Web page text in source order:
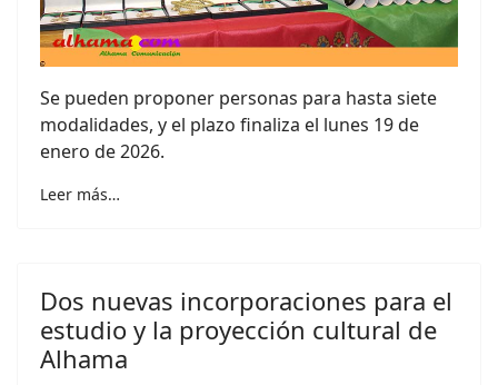
Se pueden proponer personas para hasta siete
modalidades, y el plazo finaliza el lunes 19 de
enero de 2026.
Leer más…
Dos nuevas incorporaciones para el
estudio y la proyección cultural de
Alhama